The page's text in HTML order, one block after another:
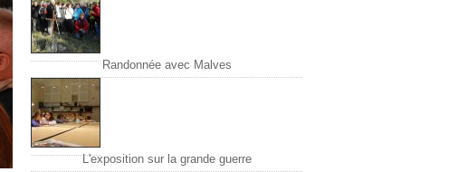
Randonnée avec Malves
L'exposition sur la grande guerre